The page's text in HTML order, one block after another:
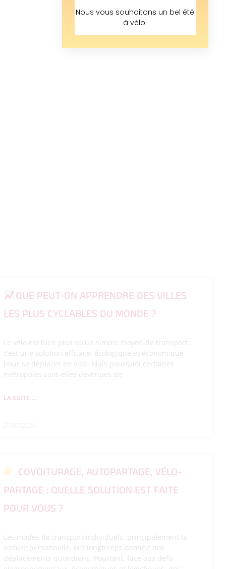
QUE PEUT-ON APPRENDRE DES VILLES
LES PLUS CYCLABLES DU MONDE ?
Le vélo est bien plus qu’un simple moyen de transport :
c’est une solution efficace, écologique et économique
pour se déplacer en ville. Mais pourquoi certaines
métropoles sont-elles devenues de
LA SUITE ...
COVOITURAGE, AUTOPARTAGE, VÉLO-
PARTAGE : QUELLE SOLUTION EST FAITE
POUR VOUS ?
Les modes de transport individuels, principalement la
voiture personnelle, ont longtemps dominé nos
déplacements quotidiens. Pourtant, face aux défis
Nous vous souhaitons un bel été
à vélo.